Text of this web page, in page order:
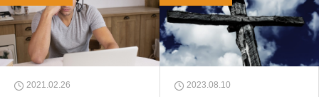
2021.02.26 2023.08.10